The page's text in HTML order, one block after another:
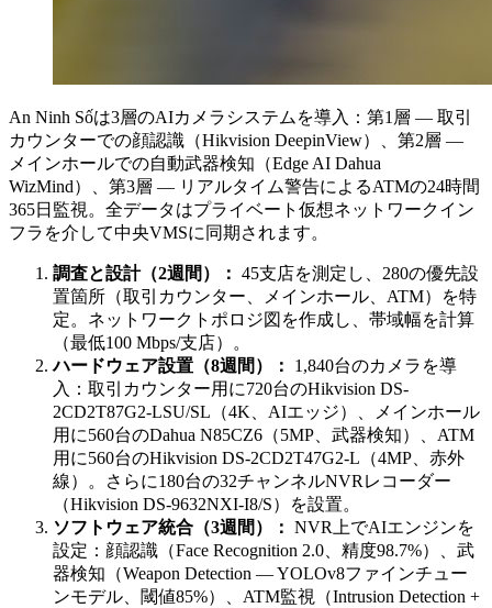
An Ninh Sốは3層のAIカメラシステムを導入：第1層 — 取引
カウンターでの顔認識（Hikvision DeepinView）、第2層 —
メインホールでの自動武器検知（Edge AI Dahua
WizMind）、第3層 — リアルタイム警告によるATMの24時間
365日監視。全データはプライベート仮想ネットワークイン
フラを介して中央VMSに同期されます。
調査と設計（2週間）： 45支店を測定し、280の優先設
置箇所（取引カウンター、メインホール、ATM）を特
定。ネットワークトポロジ図を作成し、帯域幅を計算
（最低100 Mbps/支店）。
ハードウェア設置（8週間）：
1,840台のカメラを導
入：取引カウンター用に720台のHikvision DS-
2CD2T87G2-LSU/SL（4K、AIエッジ）、メインホール
用に560台のDahua N85CZ6（5MP、武器検知）、ATM
用に560台のHikvision DS-2CD2T47G2-L（4MP、赤外
線）。さらに180台の32チャンネルNVRレコーダー
（Hikvision DS-9632NXI-I8/S）を設置。
ソフトウェア統合（3週間）： NVR上でAIエンジンを
設定：顔認識（Face Recognition 2.0、精度98.7%）、武
器検知（Weapon Detection — YOLOv8ファインチュー
ンモデル、閾値85%）、ATM監視（Intrusion Detection +